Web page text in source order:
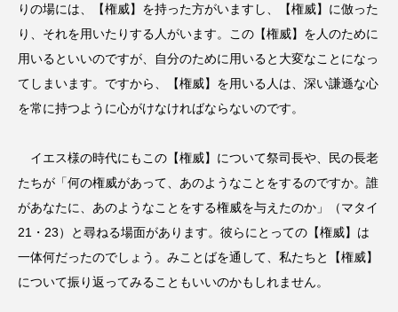
りの場には、【権威】を持った方がいますし、【権威】に倣った
り、それを用いたりする人がいます。この【権威】を人のために
用いるといいのですが、自分のために用いると大変なことになっ
てしまいます。ですから、【権威】を用いる人は、深い謙遜な心
を常に持つように心がけなければならないのです。
イエス様の時代にもこの【権威】について祭司長や、民の長老
たちが「何の権威があって、あのようなことをするのですか。誰
があなたに、あのようなことをする権威を与えたのか」（マタイ
21・23）と尋ねる場面があります。彼らにとっての【権威】は
一体何だったのでしょう。みことばを通して、私たちと【権威】
について振り返ってみることもいいのかもしれません。